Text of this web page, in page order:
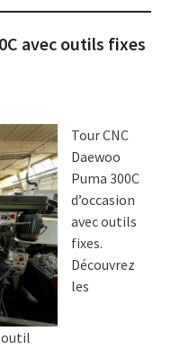
avec outils fixes
Tour CNC
Daewoo
Puma 300C
d’occasion
avec outils
fixes.
Découvrez
les
outil